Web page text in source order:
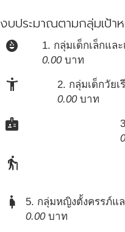
งบประมาณตามกลุ่มเป้า
child_care 1. กลุ่มเด็กเล็กแล
0.00บาท
accessibility_new 2. กลุ่มเด็กวัย
0.00บาท
badge
elderly
pregnant_woman 5. กลุ่มหญิงตั้งครรภ์แ
0.00บาท